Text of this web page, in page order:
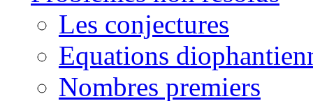
Les conjectures
Equations
Nombres premiers